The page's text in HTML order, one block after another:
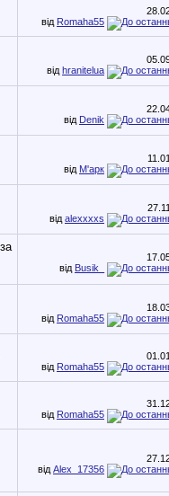
від Romaha55
від hranitelua
від Denik
від М'арк
від alexxxxs
від Busik_
від Romaha55
від Romaha55
від Romaha55
від Alex_17356